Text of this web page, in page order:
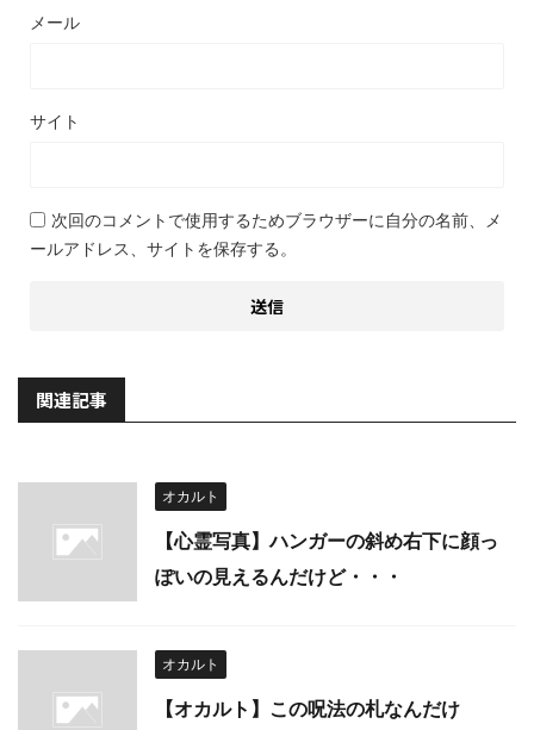
メール
サイト
次回のコメントで使用するためブラウザーに自分の名前、メ
ールアドレス、サイトを保存する。
関連記事
オカルト
【心霊写真】ハンガーの斜め右下に顔っ
ぽいの見えるんだけど・・・
オカルト
【オカルト】この呪法の札なんだけ